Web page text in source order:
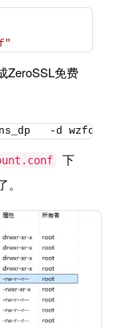
ZeroSSL免费
-d wzfou.
下